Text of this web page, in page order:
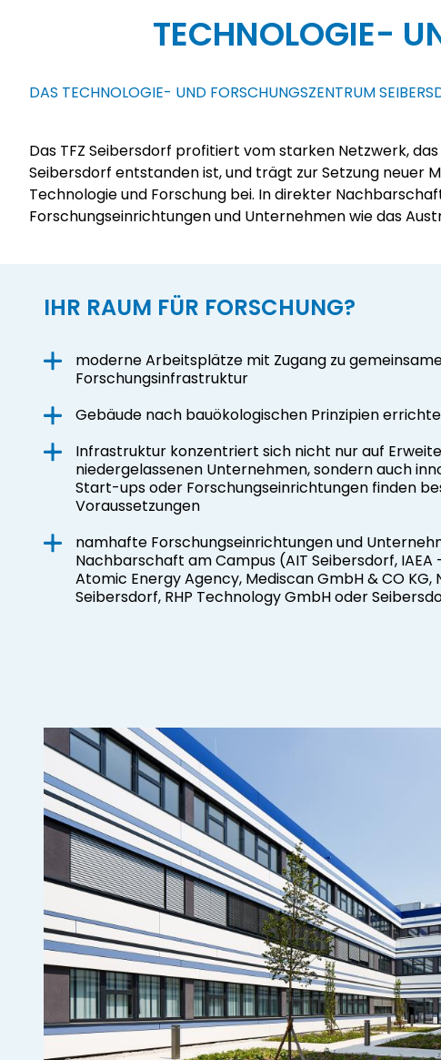
TECHNOLOGIE-
DAS TECHNOLOGIE- UND FORSCHUNGSZENTRUM
Das TFZ Seibersdorf profitiert vom starken Netzwerk,
Seibersdorf entstanden ist, und trägt zur Setzung neuer
Technologie und Forschung bei. In direkter
Forschungseinrichtungen und Unternehmen wie das
Technology, die Seibersdorf Labor GmbH, die Nuclear
GmbH, die RHP-Technology GmbH, die Mediscan GmbH &
IHR RAUM FÜR FORSCHUNG?
moderne Arbeitsplätze mit Zugang zu
Forschungsinfrastruktur
Gebäude nach bauökologischen Prinzipien
Infrastruktur konzentriert sich nicht nur auf
niedergelassenen Unternehmen, sondern auch
Start-ups oder Forschungseinrichtungen finden
Voraussetzungen
namhafte Forschungseinrichtungen und
Nachbarschaft am Campus (AIT Seibersdorf,
Atomic Energy Agency, Mediscan GmbH & CO KG,
Seibersdorf, RHP Technology GmbH oder